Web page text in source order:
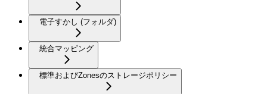
電子すかし (フォルダ)
統合マッピング
標準およびZonesのストレージポリシー